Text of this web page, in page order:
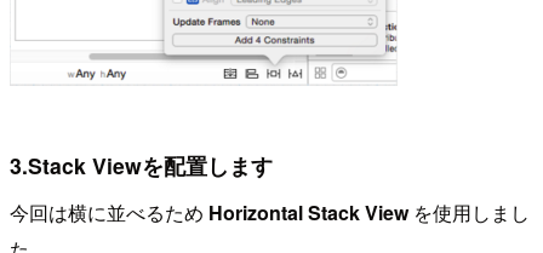
3.Stack Viewを配置します
今回は横に並べるため Horizontal Stack Viewを使用しまし